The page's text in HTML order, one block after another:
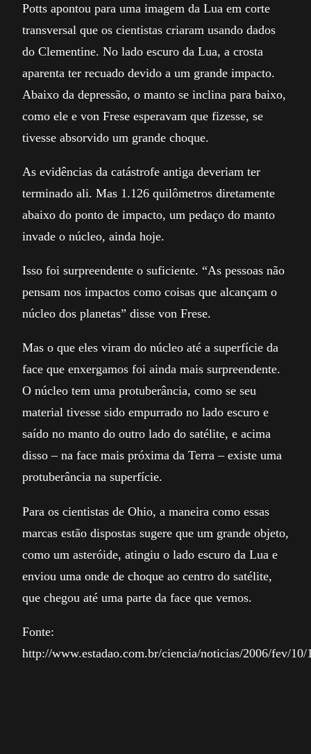
Potts apontou para uma imagem da Lua em corte
transversal que os cientistas criaram usando dados
do Clementine. No lado escuro da Lua, a crosta
aparenta ter recuado devido a um grande impacto.
Abaixo da depressão, o manto se inclina para baixo,
como ele e von Frese esperavam que fizesse, se
tivesse absorvido um grande choque.
As evidências da catástrofe antiga deveriam ter
terminado ali. Mas 1.126 quilômetros diretamente
abaixo do ponto de impacto, um pedaço do manto
invade o núcleo, ainda hoje.
Isso foi surpreendente o suficiente. “As pessoas não
pensam nos impactos como coisas que alcançam o
núcleo dos planetas” disse von Frese.
Mas o que eles viram do núcleo até a superfície da
face que enxergamos foi ainda mais surpreendente.
O núcleo tem uma protuberância, como se seu
material tivesse sido empurrado no lado escuro e
saído no manto do outro lado do satélite, e acima
disso – na face mais próxima da Terra – existe uma
protuberância na superfície.
Para os cientistas de Ohio, a maneira como essas
marcas estão dispostas sugere que um grande objeto,
como um asteróide, atingiu o lado escuro da Lua e
enviou uma onde de choque ao centro do satélite,
que chegou até uma parte da face que vemos.
Fonte:
http://www.estadao.com.br/ciencia/noticias/2006/fev/10/